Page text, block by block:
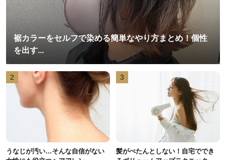
裾カラーをセルフで染める簡単なやり方まとめ！個性
を出す...
2
うなじが汚い…そんな自信がない
3
髪がぺたんとしない！自宅ででき